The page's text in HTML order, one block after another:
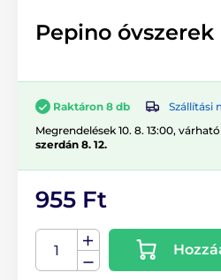
Pepino óvszerek
Raktáron 8 db
Szállítási
Megrendelések 10. 8. 13:00,
szerdán 8. 12.
955 Ft